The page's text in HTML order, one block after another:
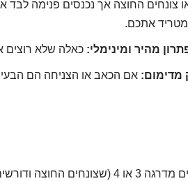
אתכם.
מהיר ומינימלי: כאלה שלא רוצים
מדימום: אם הכאב או הצניחה הם
להחזרה או נשארים בחוץ).